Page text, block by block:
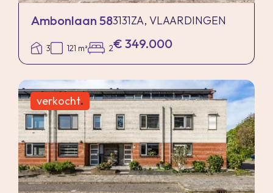
Ambonlaan 583131ZA, VLAARDINGEN
3 121 m² 2€ 349.000
verkocht.